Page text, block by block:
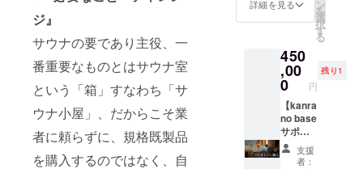
ジ』
サウナの要であり主役、一
番重要なものとはサウナ室
という「箱」すなわち「サ
ウナ小屋」、だからこそ業
者に頼らずに、規格既製品
を購入するのではなく、自
5月末）
※詳細の
ジェク
ト終了
後に
メール
にてご
連絡、
調整さ
せて頂
きま
の際
は、直
をお願
いしま
す。
（有効
期限：
2025年
5月末
） ※
キャン
ル・サ
ウナポ
（持ち
込み
可） ※
季節や
外気温
の状況
次第で
は、サ
ウナ室
かの時
間でご
ただけ
ます。
＊サウ
ナご利
用の際
は水着
着用と
なりま
す。 ＊
その他
金込み
です
（定員4
追加1名
¥5.525
（現地
精
算）。
＊サウ
ナ室貸
切時
間：2時
す、ス
タッフ
いたし
ますか
らご安
心くだ
さい。
キャン
プは初
めてと
いう方
を楽し
キャン
プに突
入！地
球を感
じる
「とと
のい」
へ。
キャン
りサウ
室4名
様、全
曜日の
ご利用
可能）
・優先
予約を
お取り
いただ
行予約
可。 ・
付玄関
前のれ
ん裏面
に支援
者様の
お名
前、名
称を記
載させ
詳細を見る ン
を
選
択
す
る
450
,00
0 円
残り1
【kanra
no base
サポー
ター】
宣 支援
者：